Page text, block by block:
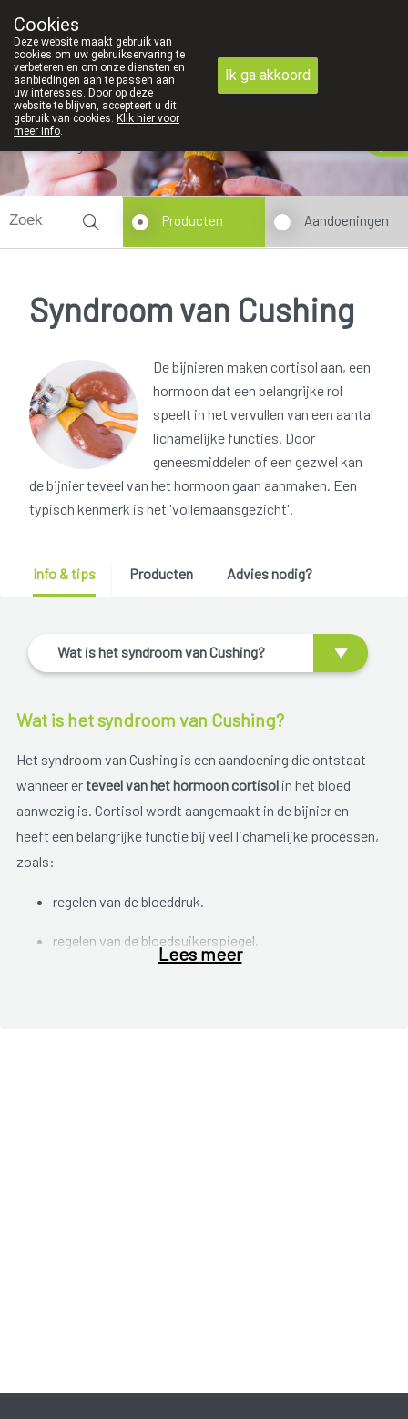
03/312 12 20
Producten Aandoeningen
Syndroom van Cushing
De bijnieren maken cortisol aan, een
hormoon dat een belangrijke rol
speelt in het vervullen van een aantal
lichamelijke functies. Door
geneesmiddelen of een gezwel kan
de bijnier teveel van het hormoon gaan aanmaken. Een
typisch kenmerk is het 'vollemaansgezicht'.
Info & tips Producten Advies nodig?
Wat is het syndroom van Cushing?
Wat is het syndroom van Cushing?
Het syndroom van Cushing is een aandoening die ontstaat
wanneer erteveel van het hormoon cortisolin het bloed
aanwezig is. Cortisol wordt aangemaakt in de bijnier en
heeft een belangrijke functie bij veel lichamelijke processen,
zoals:
regelen van de bloeddruk.
regelen van de bloedsuikerspiegel.
Lees meer
Cookies
Deze website maakt gebruik van
cookies om uw gebruikservaring te
verbeteren en om onze diensten en
aanbiedingen aan te passen aan
uw interesses. Door op deze
website te blijven, accepteert u dit
gebruik van cookies. Klik hier voor
meer info.
Ik ga akkoord